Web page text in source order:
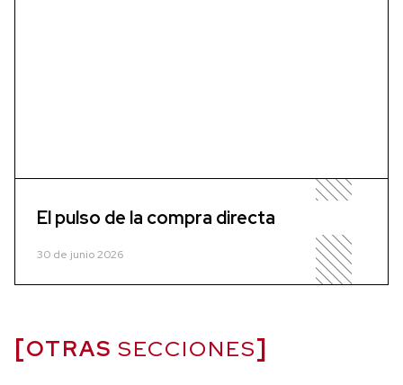
El pulso de la compra directa
30 de junio 2026
OTRAS SECCIONES